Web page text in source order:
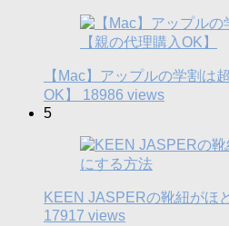
【Mac】アップルの学割は
OK】 18986 views
5
KEEN JASPERの靴紐がほ
17917 views